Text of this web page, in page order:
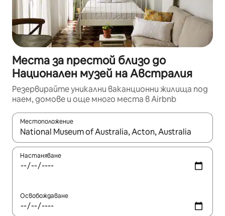
Места за престой близо до
Национален музей на Австралия
Резервирайте уникални ваканционни жилища под
наем, домове и още много места в Airbnb
Местоположение
Когато резултатите се покажат, използвайте
Настаняване
Освобождаване